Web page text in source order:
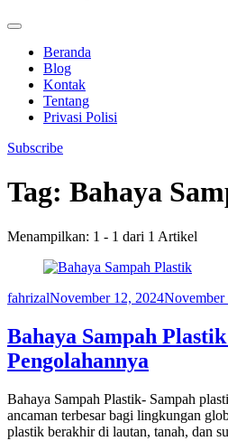
Enter)
Beranda
Blog
Kontak
Tentang
Privasi Polisi
Subscribe
Tag: Bahaya
Menampilkan: 1 - 1 dari 1 Artikel
fahrizalNovember 12, 2024November
Bahaya Sampah
Pengolahannya
Bahaya Sampah Plastik- Sampah
ancaman terbesar bagi lingkungan
plastik berakhir di lautan, tanah, dan